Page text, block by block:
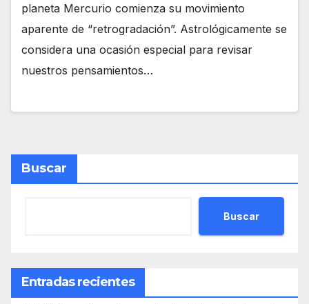
planeta Mercurio comienza su movimiento
aparente de “retrogradación”. Astrológicamente se
considera una ocasión especial para revisar
nuestros pensamientos…
Buscar
Buscar
Entradas recientes